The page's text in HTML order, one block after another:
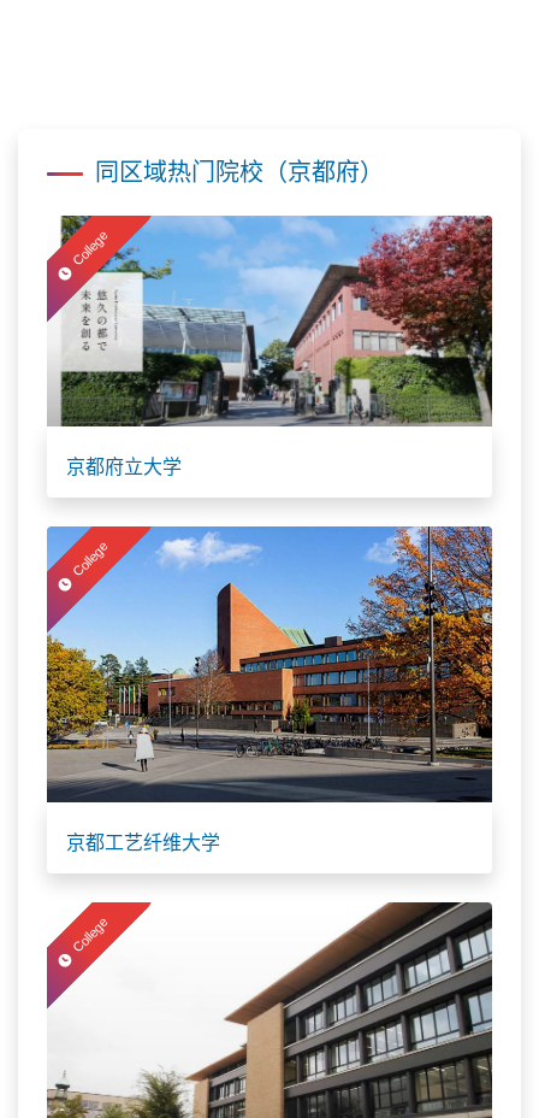
同区域热门院校（京都府）
College
京都府立大学
College
京都工艺纤维大学
College